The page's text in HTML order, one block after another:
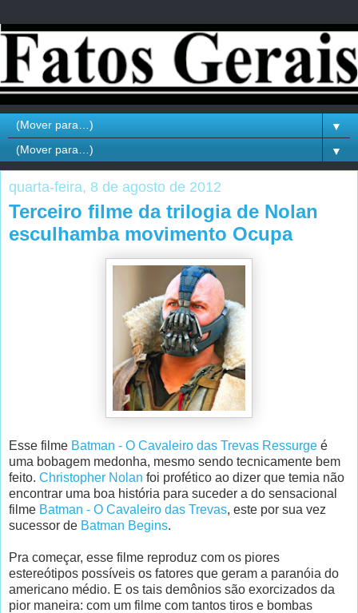
▼
▼
quarta-feira, 8 de agosto de 2012
Terceiro filme da trilogia de Nolan
esculhamba movimento Ocupa
Esse filme Batman - O Cavaleiro das Trevas Ressurge é
uma bobagem medonha, mesmo sendo tecnicamente bem
feito. Christopher Nolan foi profético ao dizer que temia não
encontrar uma boa história para suceder a do sensacional
filme Batman - O Cavaleiro das Trevas, este por sua vez
sucessor de Batman Begins.
Pra começar, esse filme reproduz com os piores
estereótipos possíveis os fatores que geram a paranóia do
americano médio. E os tais demônios são exorcizados da
pior maneira: com um filme com tantos tiros e bombas